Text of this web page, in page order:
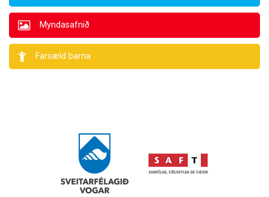
Myndasafnið
Farsæld barna